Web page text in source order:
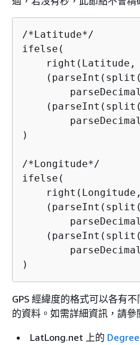
/*Latitude*/
ifelse(
right(Latitude,
)
/*Longitude*/
ifelse(
)
GPS 經緯度的格式可以各有
的資料。如需詳細資訊，請參
LatLong.net 上的